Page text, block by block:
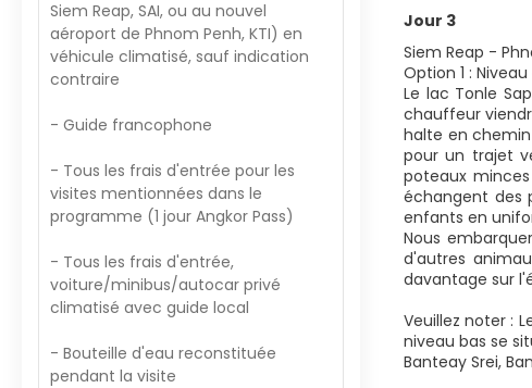
Jour 3
Siem Reap -
Option 1 :
Le lac Tonle
chauffeur
halte en
pour un trajet
poteaux
échangent des
enfants en
Nous
d'autres
davantage sur
Veuillez noter :
niveau bas se
Banteay Srei,
Siem Reap, SAI, ou au nouvel
aéroport de Phnom Penh, KTI) en
véhicule climatisé, sauf indication
contraire
- Guide francophone
- Tous les frais d'entrée pour les
visites mentionnées dans le
programme (1 jour Angkor Pass)
- Tous les frais d'entrée,
voiture/minibus/autocar privé
climatisé avec guide local
- Bouteille d'eau reconstituée
pendant la visite